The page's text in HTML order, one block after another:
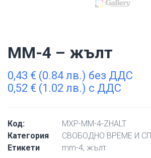
MM-4 – жълт
0,43 € (0.84 лв.) без ДДС
0,52 € (1.02 лв.) с ДДС
Код:
MXP-MM-4-ZHALT
Категория
СВОБОДНО ВРЕМЕ И
Етикети
mm-4, жълт